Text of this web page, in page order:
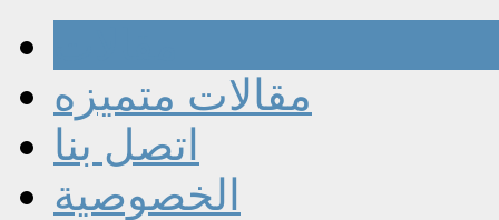
مقالات متميزه
اتصل بنا
الخصوصية